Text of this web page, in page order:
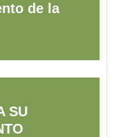
de la
SU